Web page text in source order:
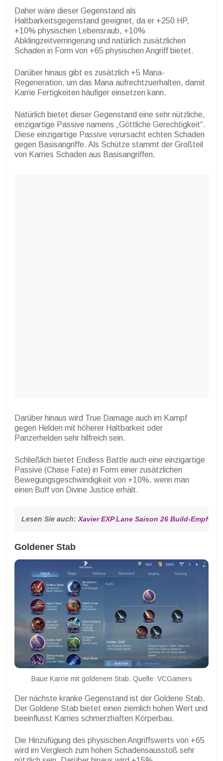
Daher wäre dieser Gegenstand als
Haltbarkeitsgegenstand geeignet, da er +250 HP,
+10% physischen Lebensraub, +10%
Abklingzeitverringerung und natürlich zusätzlichen
Schaden in Form von +65 physischen Angriff bietet.
Darüber hinaus gibt es zusätzlich +5 Mana-
Regeneration, um das Mana aufrechtzuerhalten, damit
Karrie Fertigkeiten häufiger einsetzen kann.
Natürlich bietet dieser Gegenstand eine sehr nützliche,
einzigartige Passive namens „Göttliche Gerechtigkeit“.
Diese einzigartige Passive verursacht echten Schaden
gegen Basisangriffe. Als Schütze stammt der Großteil
von Karries Schaden aus Basisangriffen.
Darüber hinaus wird True Damage auch im Kampf
gegen Helden mit höherer Haltbarkeit oder
Panzerhelden sehr hilfreich sein.
Schließlich bietet Endless Battle auch eine einzigartige
Passive (Chase Fate) in Form einer zusätzlichen
Bewegungsgeschwindigkeit von +10%, wenn man
einen Buff von Divine Justice erhält.
Lesen Sie auch: Xavier EXP Lane Saison 26 Build-
Goldener Stab
Baue Karrie mit goldenem Stab. Quelle: VCGamers
Der nächste kranke Gegenstand ist der Goldene Stab.
Der Goldene Stab bietet einen ziemlich hohen Wert und
beeinflusst Karries schmerzhaften Körperbau.
Die Hinzufügung des physischen Angriffswerts von +65
wird im Vergleich zum hohen Schadensausstoß sehr